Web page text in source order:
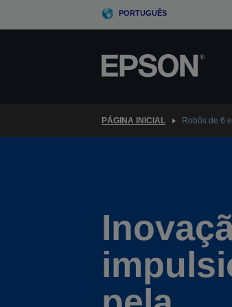
PORTUGUÊS
PÁGINA INICIAL Robôs de 6